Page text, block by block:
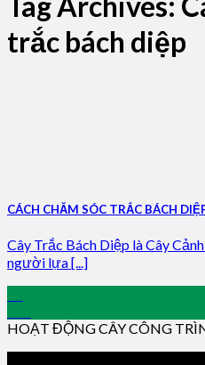
trắc bách diệp
CÁCH CHĂM SÓC TRẮC BÁCH
Cây Trắc Bách Diệp là Cây
người lựa [...]
HOẠT ĐỘNG CÂY CÔNG